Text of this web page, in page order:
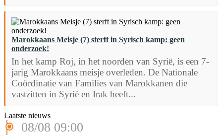
Marokkaans Meisje (7) sterft in Syrisch kamp: geen
onderzoek!
In het kamp Roj, in het noorden van Syrië, is een 7-
jarig Marokkaans meisje overleden. De Nationale
Coördinatie van Families van Marokkanen die
vastzitten in Syrië en Irak heeft...
Laatste nieuws
08/08 09:00